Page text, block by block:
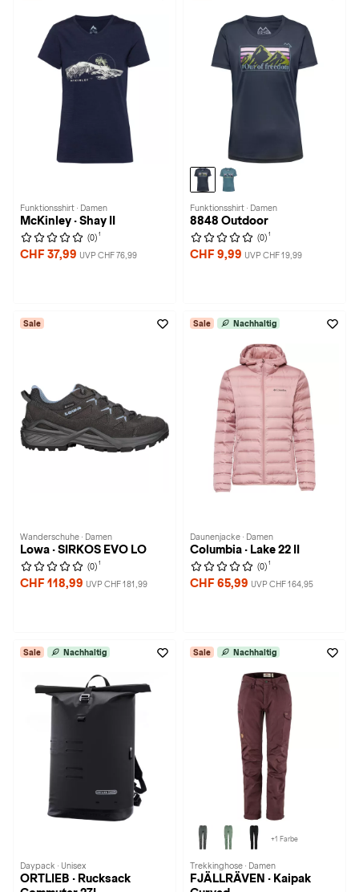
Funktionsshirt · Damen
McKinley · Shay II
(0) 1
CHF 37,99 UVP CHF 76,99
Funktionsshirt · Damen
8848 Outdoor
(0) 1
CHF 9,99 UVP CHF 19,99
Sale
Wanderschuhe · Damen
Lowa · SIRKOS EVO LO
(0) 1
CHF 118,99 UVP CHF 181,99
Sale Nachhaltig
Daunenjacke · Damen
Columbia · Lake 22 II
(0) 1
CHF 65,99 UVP CHF 164,95
Sale Nachhaltig
Daypack · Unisex
ORTLIEB · Rucksack
Sale Nachhaltig
+1 Farbe
Trekkinghose · Damen
FJÄLLRÄVEN · Kaipak